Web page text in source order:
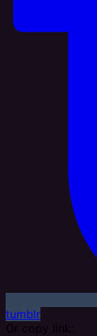
tumblr
Or copy link: